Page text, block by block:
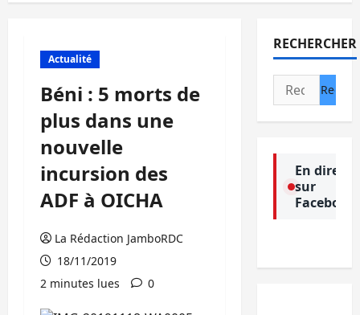
Actualité
Béni : 5 morts de
plus dans une
nouvelle
incursion des
ADF à OICHA
La Rédaction JamboRDC
18/11/2019
2 minutes lues
0
RECHERCHER
Rechercher :
En direct
sur
Facebook